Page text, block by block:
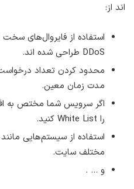
اند از:
استفاده از فایروال‌های سخت
DDoS طراحی شده اند.
محدود کردن تعداد
مدت زمان معین.
را White List کنید.
مختلف سایت.
و … .